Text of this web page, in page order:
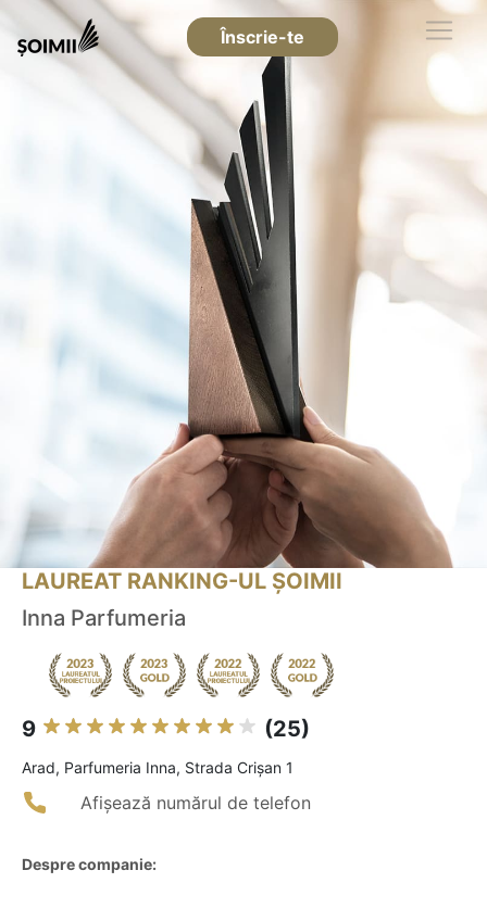
Înscrie-te
LAUREAT RANKING-UL ȘOIMII
Inna Parfumeria
9 (25)
Arad, Parfumeria Inna, Strada Crișan 1
Afișează numărul de telefon
Despre companie: